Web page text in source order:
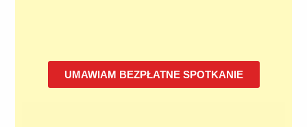
UMAWIAM BEZPŁATNE SPOTKANIE